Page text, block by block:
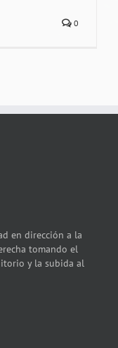
0
en dirección a la
tomando el
y la subida al